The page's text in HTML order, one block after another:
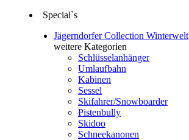
Special`s
Jägerndorfer Collection Winterwelt
weitere Kategorien
Schlüsselanhänger
Umlaufbahn
Kabinen
Sessel
Skifahrer/Snowboarder
Pistenbully
Skidoo
Schneekanonen